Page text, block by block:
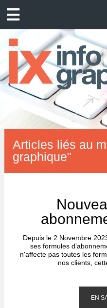
Articles liés au
graphique"
Depuis le 2 Novembre
ses formules
n'affecte pas toutes les
nos clients,
EN